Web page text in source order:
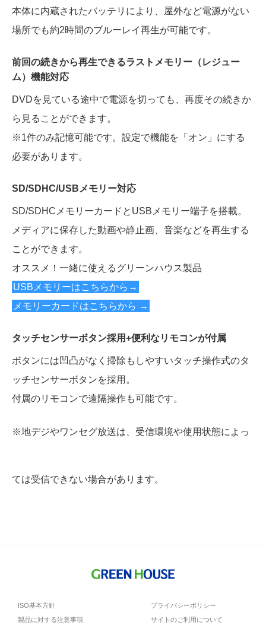
本体に内蔵されたバッテリにより、屋外など電源がない
場所でも約2時間のブルーレイ再生が可能です。
前回の続きから再生できるラストメモリー（レジュー
ム）機能対応
DVDを見ている途中で電源を切っても、再度その続きか
ら見ることができます。
※1件のみ記憶可能です。設定で機能を「オン」にする
必要があります。
SD/SDHC/USBメモリー対応
SD/SDHCメモリーカードとUSBメモリー端子を搭載。
メディアに保存した動画や静止画、音楽などを再生する
ことができます。
オススメ！一緒に使えるグリーンハウス製品
USBメモリーはこちらから→
メモリーカードはこちらから →
タッチセンサーボタン採用+便利なリモコンが付属
ボタンには凹凸がなく掃除もしやすいタッチ操作式のタ
ッチセンサーボタンを採用。
付属のリモコンで遠隔操作も可能です。
※地デジやワンセグ放送は、受信環境や使用状態によっ
ては受信できない場合があります。
ISO基本方針
プライバシーポリシー
製品に対する注意事項
サイトのご利用について